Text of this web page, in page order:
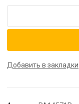
Тройник
-Добавить в закладки